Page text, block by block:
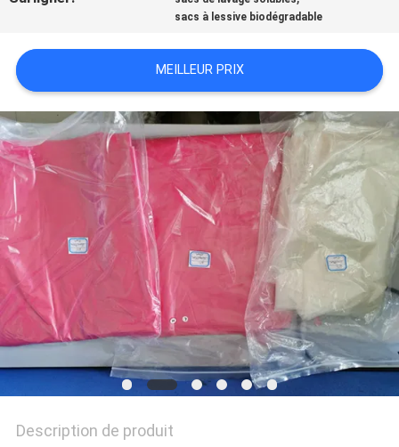
DEMANDEZ
UN DEVIS
PLAN
DU
SITE
PRIVACY
POLICY
sacs à lessive biodégradable
MEILLEUR PRIX
Description de produit